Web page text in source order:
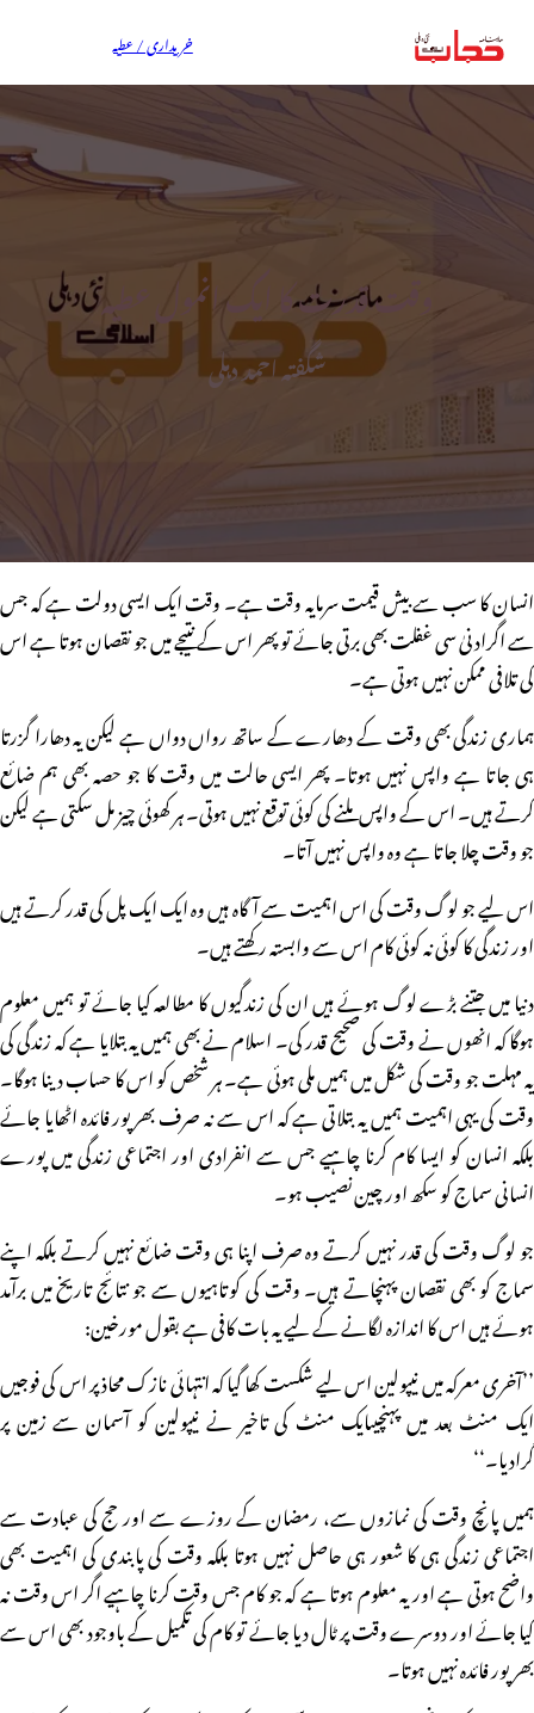
خریداری / عطیہ
وقت قدرت کا ایک انمول عطیہ
شگفتہ احمد دہلی
انسان کا سب سے بیش قیمت سرمایہ وقت ہے۔ وقت ایک ایسی دولت ہے کہ جس
سے اگرادنیٰ سی غفلت بھی برتی جائے تو پھر اس کے نتیجے میں جو نقصان ہوتا ہے اس
کی تلافی ممکن نہیں ہوتی ہے۔
ہماری زندگی بھی وقت کے دھارے کے ساتھ رواں دواں ہے لیکن یہ دھارا گزرتا
ہی جاتا ہے واپس نہیں ہوتا۔ پھر ایسی حالت میں وقت کا جو حصہ بھی ہم ضائع
کرتے ہیں۔ اس کے واپس ملنے کی کوئی توقع نہیں ہوتی۔ ہر کھوئی چیز مل سکتی ہے لیکن
جو وقت چلا جاتا ہے وہ واپس نہیں آتا۔
اس لیے جو لوگ وقت کی اس اہمیت سے آگاہ ہیں وہ ایک ایک پل کی قدر کرتے ہیں
اور زندگی کا کوئی نہ کوئی کام اس سے وابستہ رکھتے ہیں۔
دنیا میں جتنے بڑے لوگ ہوئے ہیں ان کی زندگیوں کا مطالعہ کیا جائے تو ہمیں معلوم
ہوگا کہ انھوں نے وقت کی صحیح قدر کی۔ اسلام نے بھی ہمیں یہ بتلایا ہے کہ زندگی کی
یہ مہلت جو وقت کی شکل میں ہمیں ملی ہوئی ہے۔ ہر شخص کو اس کا حساب دینا ہوگا۔
وقت کی یہی اہمیت ہمیں یہ بتلاتی ہے کہ اس سے نہ صرف بھرپور فائدہ اٹھایا جائے
بلکہ انسان کو ایسا کام کرنا چاہیے جس سے انفرادی اور اجتماعی زندگی میں پورے
انسانی سماج کو سکھ اور چین نصیب ہو۔
جو لوگ وقت کی قدر نہیں کرتے وہ صرف اپنا ہی وقت ضائع نہیں کرتے بلکہ اپنے
سماج کو بھی نقصان پہنچاتے ہیں۔ وقت کی کوتاہیوں سے جو نتائج تاریخ میں برآمد
ہوئے ہیں اس کا اندازہ لگانے کے لیے یہ بات کافی ہے بقول مورخین:
’’آخری معرکہ میں نیپولین اس لیے شکست کھا گیا کہ انتہائی نازک محاذ پر اس کی فوجیں
ایک منٹ بعد میں پہنچیںایک منٹ کی تاخیر نے نیپولین کو آسمان سے زمین پر
گرادیا۔‘‘
ہمیں پانچ وقت کی نمازوں سے، رمضان کے روزے سے اور حج کی عبادت سے
اجتماعی زندگی ہی کا شعور ہی حاصل نہیں ہوتا بلکہ وقت کی پابندی کی اہمیت بھی
واضح ہوتی ہے اور یہ معلوم ہوتا ہے کہ جو کام جس وقت کرنا چاہیے اگر اس وقت نہ
کیا جائے اور دوسرے وقت پر ٹال دیا جائے تو کام کی تکمیل کے باوجود بھی اس سے
بھر پور فائدہ نہیں ہوتا۔